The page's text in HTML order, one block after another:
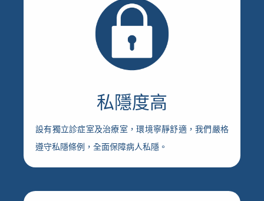
私隱度高
設有獨立診症室及治療室，環境寧靜舒適，我們嚴格
遵守私隱條例，全面保障病人私隱。